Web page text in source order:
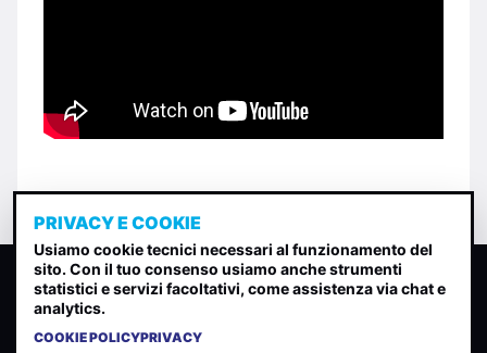
CLASSIFICA INDIE
Classifica per indice di gradimento generata dall analisi di
PRIVACY E COOKIE
Usiamo cookie tecnici necessari al funzionamento del
sito. Con il tuo consenso usiamo anche strumenti
statistici e servizi facoltativi, come assistenza via chat e
analytics.
COOKIE POLICYPRIVACY